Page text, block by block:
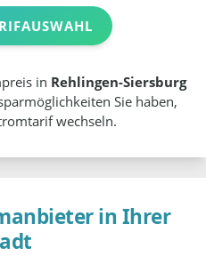
in Rehlingen-Siersburg
Sie haben,
wechseln.
in Ihrer